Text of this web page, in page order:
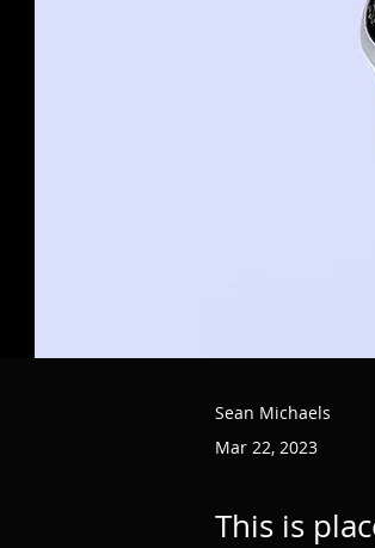
Sean Michaels
Mar 22, 2023
This is